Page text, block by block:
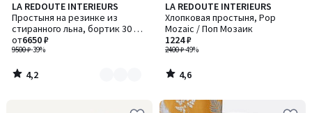
LA REDOUTE INTERIEURS
Простыня на резинке из
стиранного льна, бортик 30 см,
Linot / Линот.
9500 ₽-39%
от6650 ₽
4,2
/ 5
Количество
цветов:
9
4,2
/
LA REDOUTE INTERIEURS
Хлопковая простыня, Pop
Mozaic / Поп Мозаик
2400 ₽-49%
1224 ₽
4,6
/ 5
4,6
/